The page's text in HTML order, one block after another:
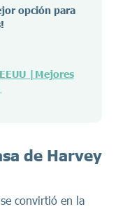
opción para
|Mejores
de Harvey
convirtió en la